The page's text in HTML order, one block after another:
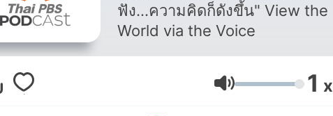
ฟัง...ความคิดก็ดังขึ้น" View the
World via the Voice
Volum 1 x